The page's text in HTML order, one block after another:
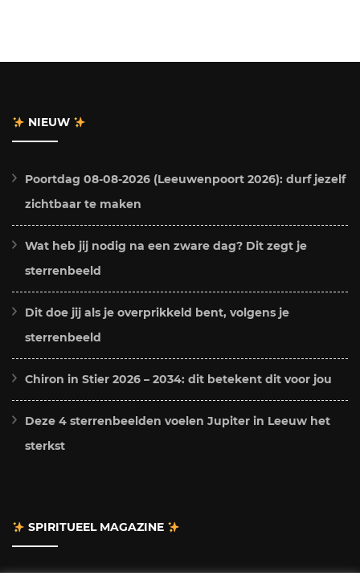
NIEUW
Poortdag 08-08-2026 (Leeuwenpoort 2026): durf jezelf
zichtbaar te maken
Wat heb jij nodig na een zware dag? Dit zegt je
sterrenbeeld
Dit doe jij als je overprikkeld bent, volgens je
sterrenbeeld
Chiron in Stier 2026 – 2034: dit betekent dit voor jou
Deze 4 sterrenbeelden voelen Jupiter in Leeuw het
sterkst
SPIRITUEEL MAGAZINE